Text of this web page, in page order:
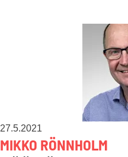
27.5.2021
MIKKO RÖNNHOLM